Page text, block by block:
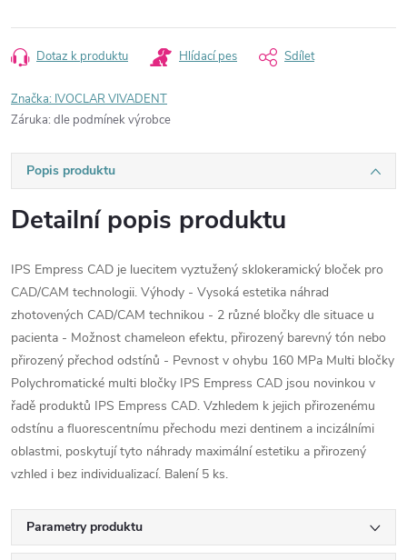
Dotaz k produktu Hlídací pes Sdílet
Značka: IVOCLAR VIVADENT
Záruka: dle podmínek výrobce
Popis produktu
Detailní popis produktu
IPS Empress CAD je luecitem vyztužený sklokeramický bloček pro
CAD/CAM technologii. Výhody - Vysoká estetika náhrad
zhotovených CAD/CAM technikou - 2 různé bločky dle situace u
pacienta - Možnost chameleon efektu, přirozený barevný tón nebo
přirozený přechod odstínů - Pevnost v ohybu 160 MPa Multi bločky
Polychromatické multi bločky IPS Empress CAD jsou novinkou v
řadě produktů IPS Empress CAD. Vzhledem k jejich přirozenému
odstínu a fluorescentnímu přechodu mezi dentinem a incizálními
oblastmi, poskytují tyto náhrady maximální estetiku a přirozený
vzhled i bez individualizací. Balení 5 ks.
Parametry produktu